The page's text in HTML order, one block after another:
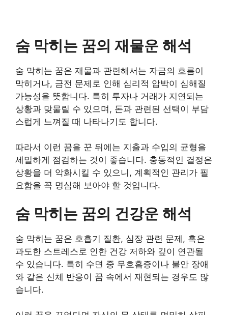
숨 막히는 꿈의 재물운 해석
숨 막히는 꿈은 재물과 관련해서는 자금의 흐름이
막히거나, 금전 문제로 인해 심리적 압박이 심해질
가능성을 뜻합니다. 특히 투자나 거래가 지연되는
상황과 맞물릴 수 있으며, 돈과 관련된 선택이 부담
스럽게 느껴질 때 나타나기도 합니다.
따라서 이런 꿈을 꾼 뒤에는 지출과 수입의 균형을
세밀하게 점검하는 것이 좋습니다. 충동적인 결정은
상황을 더 악화시킬 수 있으니, 계획적인 관리가 필
요함을 꼭 명심해 보아야 할 것입니다.
숨 막히는 꿈의 건강운 해석
숨 막히는 꿈은 호흡기 질환, 심장 관련 문제, 혹은
과도한 스트레스로 인한 건강 저하와 깊이 연관될
수 있습니다. 특히 수면 중 무호흡증이나 불안 장애
와 같은 신체 반응이 꿈 속에서 재현되는 경우도 많
습니다.